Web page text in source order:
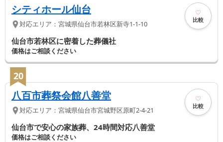
シティホール仙台
対応エリア： 宮城県仙台市若林区新寺1-1-10 比較
仙台市若林区に密着した葬儀社
価格はご相談ください
20
八百市葬祭会館八善堂
対応エリア： 宮城県仙台市宮城野区原町2-4-21 比較
仙台市で安心の家族葬、24時間対応八善堂
価格はご相談ください